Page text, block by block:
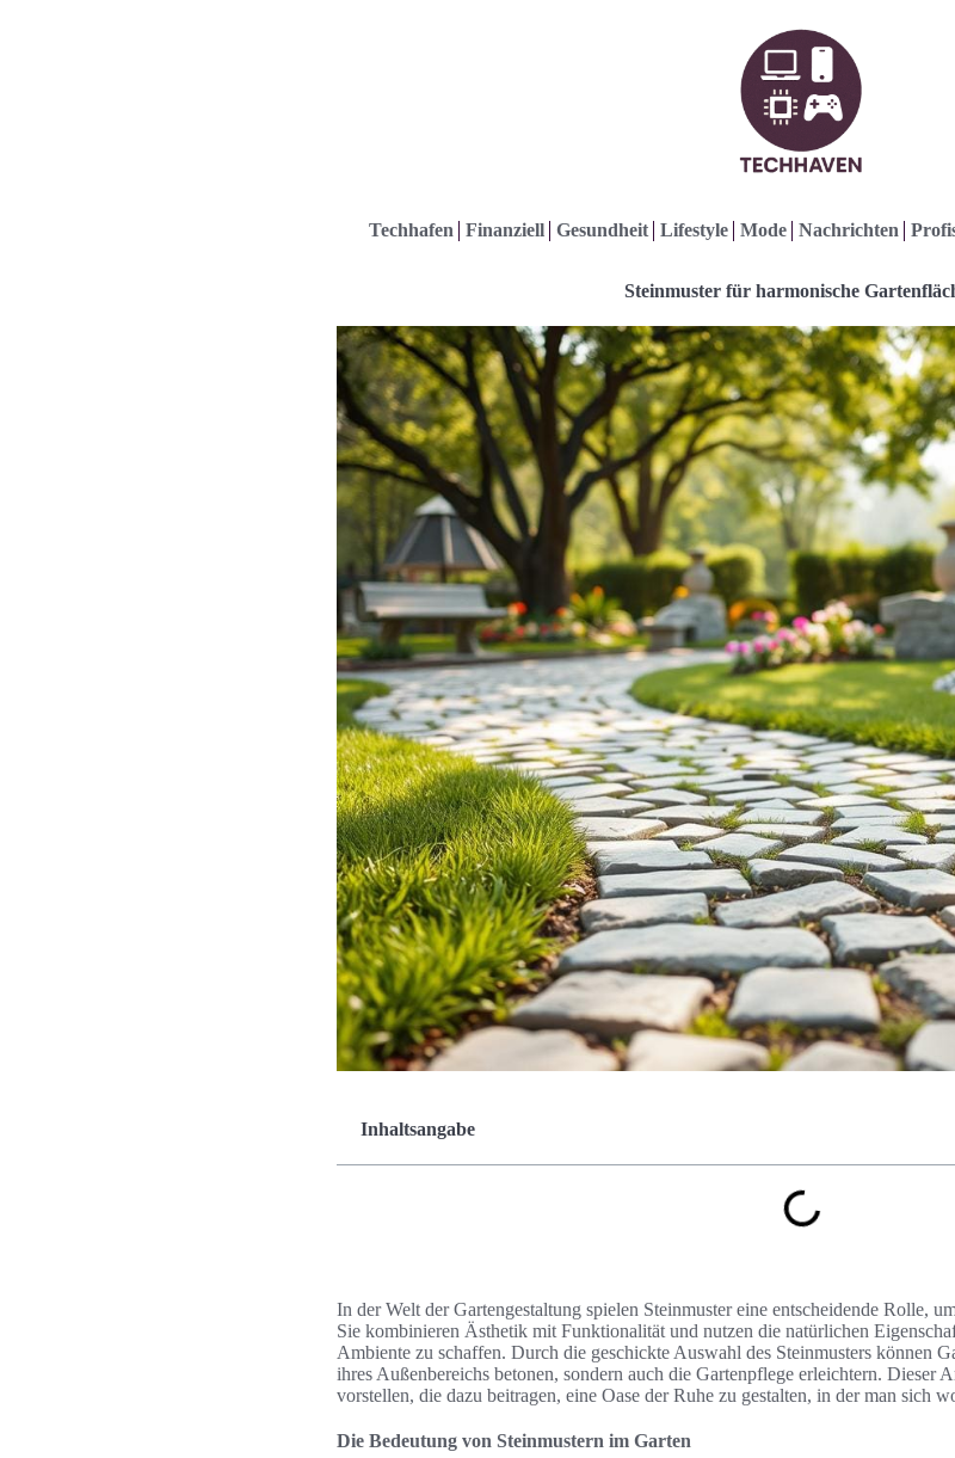
Techhafen Finanziell Gesundheit Lifestyle Mode Nachrichten
Steinmuster für harmonische
Inhaltsangabe
In der Welt der Gartengestaltung spielen Steinmuster eine entscheidende Rolle,
Sie kombinieren Ästhetik mit Funktionalität und nutzen die natürlichen
Ambiente zu schaffen. Durch die geschickte Auswahl des Steinmusters können
ihres Außenbereichs betonen, sondern auch die Gartenpflege erleichtern. Dieser
vorstellen, die dazu beitragen, eine Oase der Ruhe zu gestalten, in der man sich
Die Bedeutung von Steinmustern im Garten